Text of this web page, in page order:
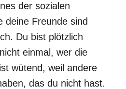
der sozialen
deine Freunde sind
Du bist plötzlich
einmal, wer die
wütend, weil andere
das du nicht hast.